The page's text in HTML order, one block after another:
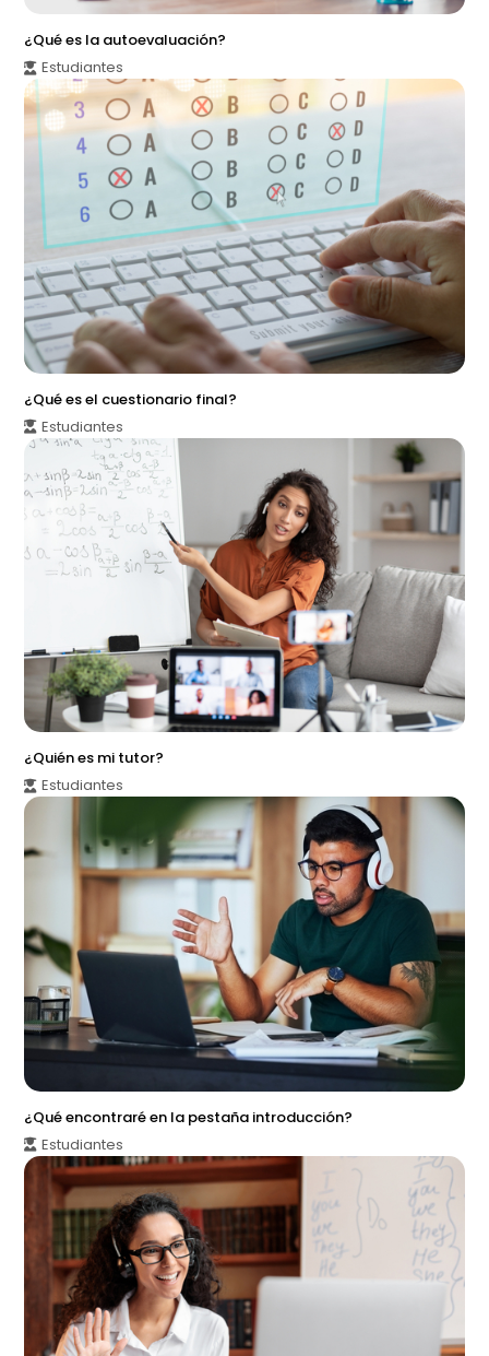
¿Qué es la autoevaluación?
Estudiantes
¿Qué es el cuestionario final?
Estudiantes
¿Quién es mi tutor?
Estudiantes
¿Qué encontraré en la pestaña introducción?
Estudiantes